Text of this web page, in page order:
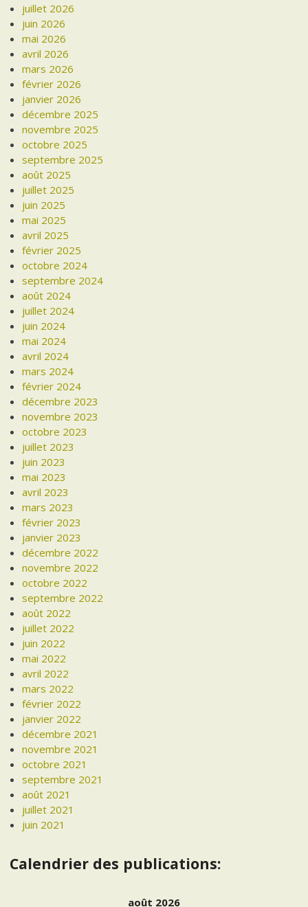
juillet 2026
juin 2026
mai 2026
avril 2026
mars 2026
février 2026
janvier 2026
décembre 2025
novembre 2025
octobre 2025
septembre 2025
août 2025
juillet 2025
juin 2025
mai 2025
avril 2025
février 2025
octobre 2024
septembre 2024
août 2024
juillet 2024
juin 2024
mai 2024
avril 2024
mars 2024
février 2024
décembre 2023
novembre 2023
octobre 2023
juillet 2023
juin 2023
mai 2023
avril 2023
mars 2023
février 2023
janvier 2023
décembre 2022
novembre 2022
octobre 2022
septembre 2022
août 2022
juillet 2022
juin 2022
mai 2022
avril 2022
mars 2022
février 2022
janvier 2022
décembre 2021
novembre 2021
octobre 2021
septembre 2021
août 2021
juillet 2021
juin 2021
Calendrier des publications:
août 2026